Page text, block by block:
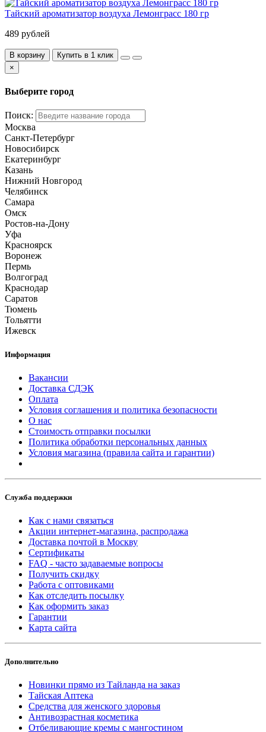
Тайский ароматизатор воздуха Лемонграсс 180 гр
489 рублей
В корзину
Купить в 1 клик
×
Выберите город
Поиск:
Москва
Санкт-Петербург
Новосибирск
Екатеринбург
Казань
Нижний Новгород
Челябинск
Самара
Омск
Ростов-на-Дону
Уфа
Красноярск
Воронеж
Пермь
Волгоград
Краснодар
Саратов
Тюмень
Тольятти
Ижевск
Информация
Вакансии
Доставка СДЭК
Оплата
Условия соглашения и политика безопасности
О нас
Стоимость отправки посылки
Политика обработки персональных данных
Условия магазина (правила сайта и гарантии)
Служба поддержки
Как с нами связаться
Акции интернет-магазина, распродажа
Доставка почтой в Москву
Сертификаты
FAQ - часто задаваемые вопросы
Получить скидку
Работа с оптовиками
Как отследить посылку
Как оформить заказ
Гарантии
Карта сайта
Дополнительно
Новинки прямо из Тайланда на заказ
Тайская Аптека
Средства для женского здоровья
Антивозрастная косметика
Отбеливающие кремы с мангостином